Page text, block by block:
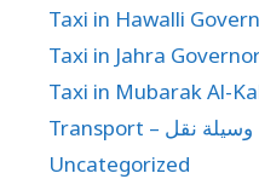
Taxi in Hawalli
Taxi in Jahra
Taxi in Mubarak Al-
Transport – وسيلة نقل
Uncategorized